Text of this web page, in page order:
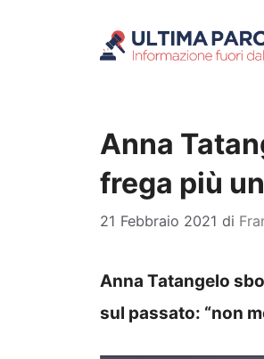
Anna
frega più
21 Febbraio 2021 di
Anna Tatangelo
sul passato: “non